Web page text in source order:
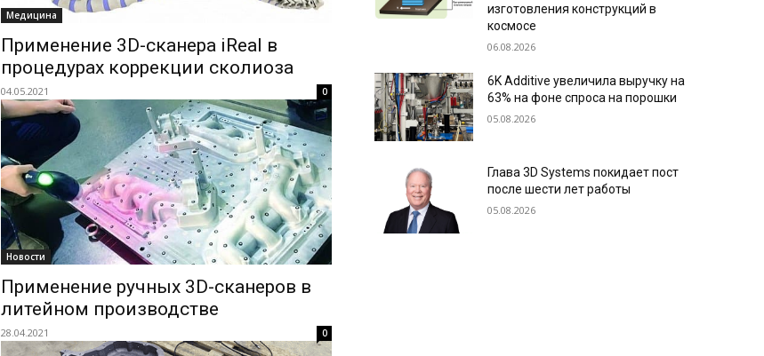
Медицина
Применение 3D-сканера iReal в
процедурах коррекции сколиоза
04.05.2021 0
Новости
Применение ручных 3D-сканеров в
литейном производстве
28.04.2021 0
изготовления конструкций в
космосе
06.08.2026
6K Additive увеличила выручку на
63% на фоне спроса на порошки
05.08.2026
Глава 3D Systems покидает пост
после шести лет работы
05.08.2026